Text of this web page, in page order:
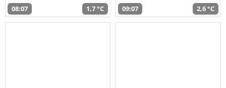
08:07 1,7 °C 09:07 2,6 °C